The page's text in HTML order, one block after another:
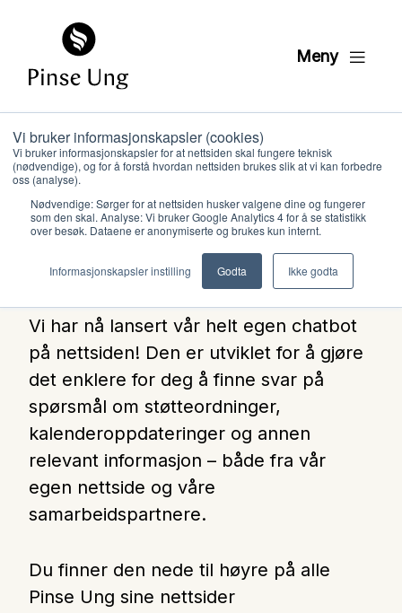
Vi bruker informasjonskapsler (cookies)
Vi bruker informasjonskapsler for at nettsiden skal fungere teknisk
(nødvendige), og for å forstå hvordan nettsiden brukes slik at vi kan forbedre
oss (analyse).
Nødvendige: Sørger for at nettsiden husker valgene dine og fungerer
som den skal. Analyse: Vi bruker Google Analytics 4 for å se statistikk
over besøk. Dataene er anonymiserte og brukes kun internt.
Informasjonskapsler instilling Godta Ikke godta
Meny
Møt vår nye chatbot –
din digitale hjelper!
Vi har nå lansert vår helt egen chatbot
på nettsiden! Den er utviklet for å gjøre
det enklere for deg å finne svar på
spørsmål om støtteordninger,
kalenderoppdateringer og annen
relevant informasjon – både fra vår
egen nettside og våre
samarbeidspartnere.
Du finner den nede til høyre på alle
Pinse Ung sine nettsider
Hva vi gjør
Ressurser
Nettbutikk
Kontakt oss
Min konto